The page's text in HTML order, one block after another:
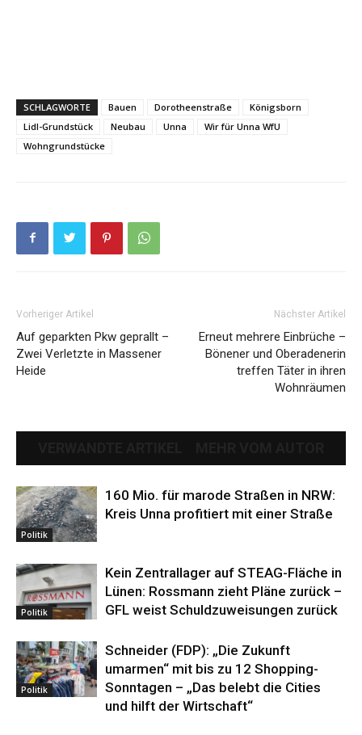
SCHLAGWORTE Bauen Dorotheenstraße
Königsborn
Lidl-Grundstück
Neubau Unna
Wir für Unna WfU
Wohngrundstücke
Vorheriger Artikel
Auf geparkten Pkw geprallt –
Zwei Verletzte in Massener
Heide
Nächster Artikel
Erneut mehrere Einbrüche –
Bönener und Oberadenerin
treffen Täter in ihren
Wohnräumen
Politik
160 Mio. für marode Straßen in NRW:
Kreis Unna profitiert mit einer Straße
Politik
Kein Zentrallager auf STEAG-Fläche in
Lünen: Rossmann zieht Pläne zurück –
GFL weist Schuldzuweisungen zurück
Politik
Schneider (FDP): „Die Zukunft
umarmen“ mit bis zu 12 Shopping-
Sonntagen – „Das belebt die Cities
und hilft der Wirtschaft“